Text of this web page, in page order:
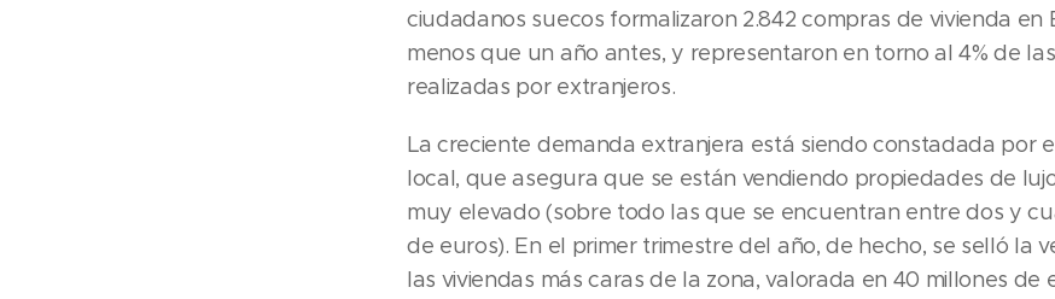
ciudadanos suecos formalizaron 2.842 compras de vivienda en
menos que un año antes, y representaron en torno al 4% de
realizadas por extranjeros.
La creciente demanda extranjera está siendo constadada por
local, que asegura que se están vendiendo propiedades de
muy elevado (sobre todo las que se encuentran entre dos y
de euros). En el primer trimestre del año, de hecho, se selló la
las viviendas más caras de la zona, valorada en 40 millones de